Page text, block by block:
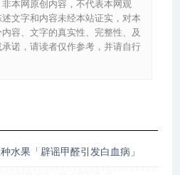
本网原创内容，不代表本网观
文字和内容未经本站证实，对本
容、文字的真实性、完整性、及
诺，请读者仅作参考，并请自行
水果「辟谣甲醛引发白血病」